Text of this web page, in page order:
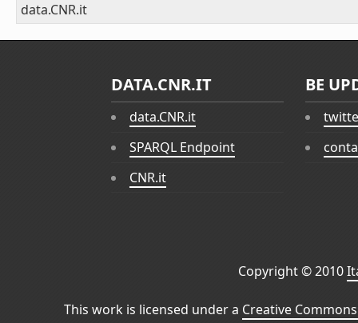
data.CNR.it
DATA.CNR.IT
data.CNR.it
SPARQL Endpoint
CNR.it
BE
Copyright © 2010
This work is licensed under a Creative